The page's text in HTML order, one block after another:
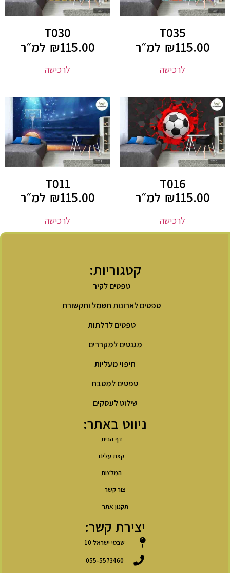
T035
₪115.00 למ״ר
לרכישה
T030
₪115.00 למ״ר
לרכישה
T016
₪115.00 למ״ר
לרכישה
T011
₪115.00 למ״ר
לרכישה
קטגוריות:
טפטים לקיר
טפטים לארונות חשמל ותקשורת
טפטים לדלתות
מגנטים למקררים
חיפוי מעליות
טפטים למטבח
שילוט לעסקים
ניווט באתר:
דף הבית
קצת עלינו
המלצות
צור קשר
תקנון אתר
יצירת קשר:
שבטי ישראל 10
055-5573460